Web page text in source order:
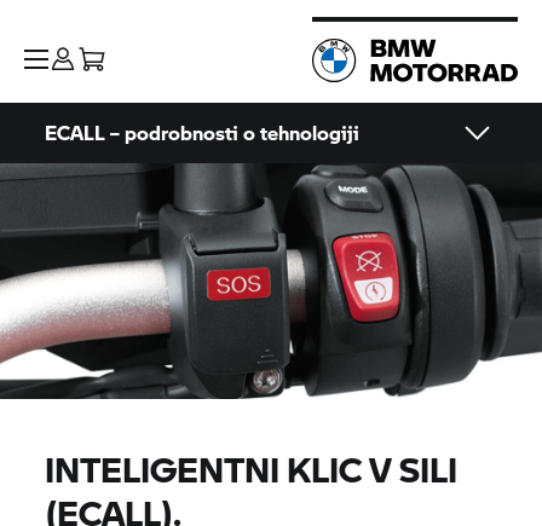
ECALL – podrobnosti o tehnologiji
INTELIGENTNI KLIC V SILI
(ECALL).